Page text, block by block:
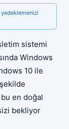
sistemi
Windows
10 ile
en doğal
bekliyor